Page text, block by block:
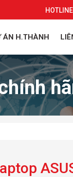
ÁN H.THÀNH